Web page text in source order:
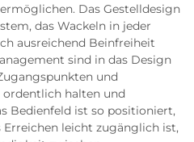
Das Gestelldesign
das Wackeln in jeder
ausreichend Beinfreiheit
sind in das Design
und
ordentlich halten und
Bedienfeld ist so positioniert,
Erreichen leicht zugänglich ist,